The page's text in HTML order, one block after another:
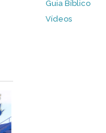
Guia Bíblico
Vídeos